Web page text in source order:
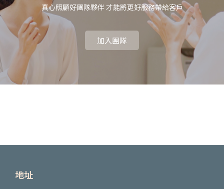
真心照顧好團隊夥伴 才能將更好服務帶給客戶
加入團隊
地址